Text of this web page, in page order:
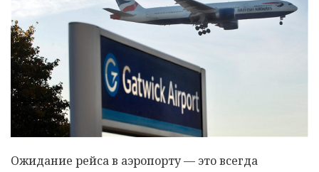
Ожидание рейса в аэропорту — это всегда